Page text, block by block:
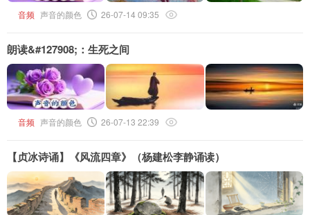
音频 声音的颜色 26-07-14 09:35
朗读&#127908;：生死之间
音频 声音的颜色 26-07-13 22:39
【贞冰诗诵】《风流四章》（杨建松李静诵读）